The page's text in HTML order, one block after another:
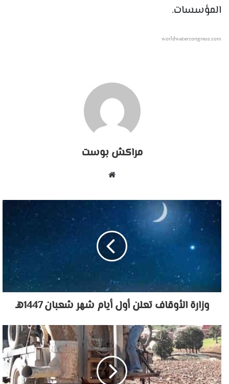
المؤسسات.
worldwatercongress.com
مراكش بوست
وزارة الأوقاف تعلن أول أيام شهر شعبان 1447هـ